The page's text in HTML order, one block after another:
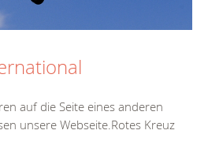
auf die Seite eines anderen
unsere Webseite.Rotes Kreuz